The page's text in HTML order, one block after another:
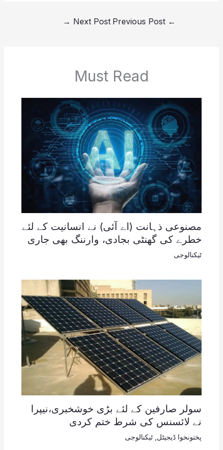
←
Next Post
→
Must Read
مصنوعی ذہانت (اے آئی) نے انسانیت کے لئے
خطرے کی گھنٹی بجادی، وارننگ بھی جاری
ٹیکنالوجی
سولر صارفین کے لئے بڑی خوشخبری،نیپرا
نے لائسنس کی شرط ختم کردی
پختونخوا ڈیجیٹل ٹیکنالوجی